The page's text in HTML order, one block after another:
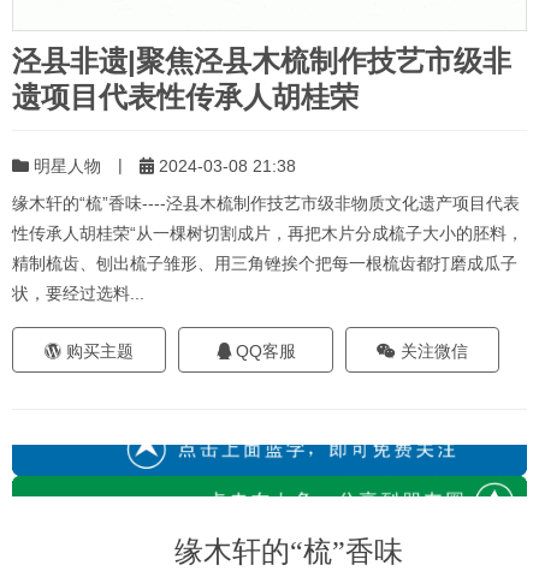
泾县非遗|聚焦泾县木梳制作技艺市级非
遗项目代表性传承人胡桂荣
明星人物 |
2024-03-08 21:38
缘木轩的“梳”香味----泾县木梳制作技艺市级非物质文化遗产项目代表
性传承人胡桂荣“从一棵树切割成片，再把木片分成梳子大小的胚料，
精制梳齿、刨出梳子雏形、用三角锉挨个把每一根梳齿都打磨成瓜子
状，要经过选料...
购买主题 QQ客服 关注微信
缘木轩的“梳”香味